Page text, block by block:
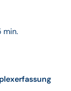
min.